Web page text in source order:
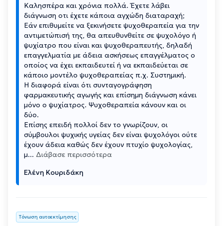
Καλησπέρα και χρόνια πολλά. Έχετε λάβει
διάγνωση οτι έχετε κάποια αγχώδη διαταραχή;
Εάν επιθυμείτε να ξεκινήσετε ψυχοθεραπεία για την
αντιμετώπισή της, θα απευθυνθείτε σε ψυχολόγο ή
ψυχίατρο που είναι και ψυχοθεραπευτής, δηλαδή
επαγγελματία με άδεια ασκήσεως επαγγέλματος ο
οποίος να έχει εκπαιδευτεί ή να εκπαιδεύεται σε
κάποιο μοντέλο ψυχοθεραπείας π.χ. Συστημική.
Η διαφορά είναι ότι συνταγογράφηση
φαρμακευτικής αγωγής και επίσημη διάγνωση κάνει
μόνο ο ψυχίατρος. Ψυχοθεραπεία κάνουν και οι
δύο.
Επίσης επειδή πολλοί δεν το γνωρίζουν, οι
σύμβουλοι ψυχικής υγείας δεν είναι ψυχολόγοι ούτε
έχουν άδεια καθώς δεν έχουν πτυχίο ψυχολογίας,
μ... Διάβασε περισσότερα
Ελένη Κουριδάκη
Τόνωση αυτοεκτίμησης